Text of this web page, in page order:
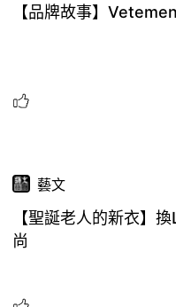
【品牌故事】
藝文
【聖誕老人的新衣】
尚